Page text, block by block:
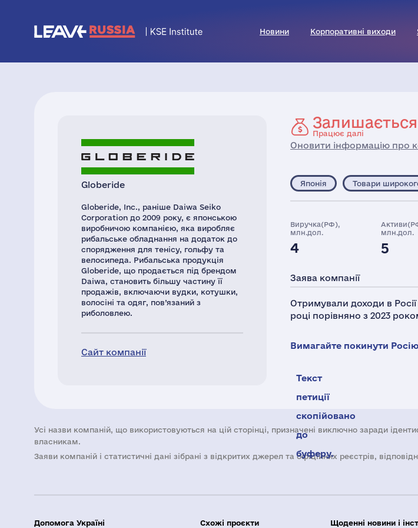
Новини Корпоративні виходи
Globeride
Globeride, Inc., раніше Daiwa Seiko
Corporation до 2009 року, є японською
виробничою компанією, яка виробляє
рибальське обладнання на додаток до
спорядження для тенісу, гольфу та
велосипеда. Рибальська продукція
Globeride, що продається під брендом
Daiwa, становить більшу частину її
продажів, включаючи вудки, котушки,
волосіні та одяг, пов’язаний з
риболовлею.
Сайт компанії
Залишається
Працює далі
Оновити інформацію про
Японія Товари
Виручка(РФ),
млн.дол.
4
млн.дол.
5
Заява компанії
Отримували доходи в
році порівняно з 2023
Вимагайте покинути
Текст
петиції
скопійовано
до
буферу.
Усі назви компаній, що використовуються на цій сторінці, призначені виключно заради
власникам.
Заяви компаній i статистичні дані зібрані з відкритих джерел та офіційних реєстрів,
Допомога Україні Схожі проєкти Щоденні новини і